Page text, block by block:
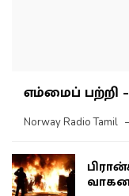
எம்மைப் பற்றி –
Norway Radio Tamil